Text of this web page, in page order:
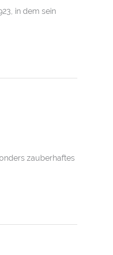
in dem sein
zauberhaftes